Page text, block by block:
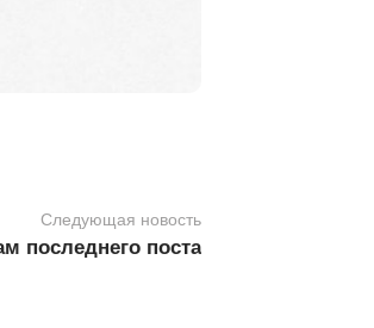
Следующая новость
последнего поста